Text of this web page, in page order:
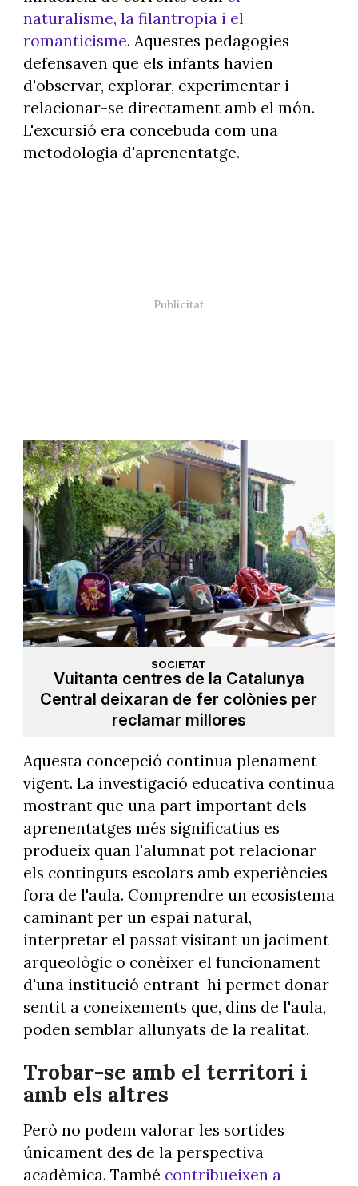
naturalisme, la filantropia i el
romanticisme. Aquestes pedagogies
defensaven que els infants havien
d'observar, explorar, experimentar i
relacionar-se directament amb el món.
L'excursió era concebuda com una
metodologia d'aprenentatge.
SOCIETAT
Vuitanta centres de la Catalunya
Central deixaran de fer colònies per
reclamar millores
Aquesta concepció continua plenament
vigent. La investigació educativa continua
mostrant que una part important dels
aprenentatges més significatius es
produeix quan l'alumnat pot relacionar
els continguts escolars amb experiències
fora de l'aula. Comprendre un ecosistema
caminant per un espai natural,
interpretar el passat visitant un jaciment
arqueològic o conèixer el funcionament
d'una institució entrant-hi permet donar
sentit a coneixements que, dins de l'aula,
poden semblar allunyats de la realitat.
Trobar-se amb el territori i
amb els altres
Però no podem valorar les sortides
únicament des de la perspectiva
acadèmica. També contribueixen a